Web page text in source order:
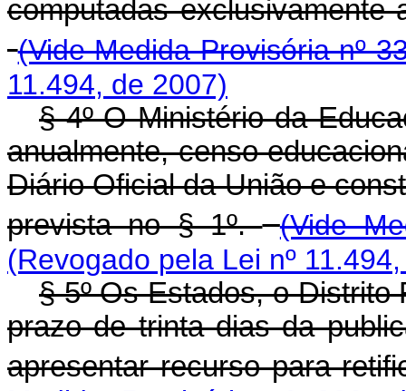
computadas
(Vide Medida Provisória nº
11.494, de 2007)
§ 4º O Ministério da
anualmente, censo
Diário Oficial da União e
prevista no § 1º. (Vide
(Revogado pela Lei nº
§ 5º Os Estados, o
prazo de trinta dias da
apresentar recurso para